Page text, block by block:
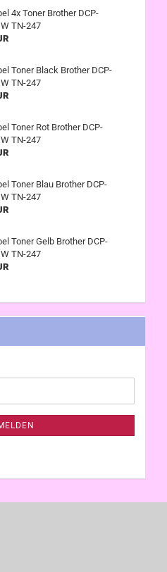
4x Toner Brother DCP-
TN-247
Toner Black Brother DCP-
TN-247
Toner Rot Brother DCP-
TN-247
Toner Blau Brother DCP-
TN-247
Toner Gelb Brother DCP-
TN-247